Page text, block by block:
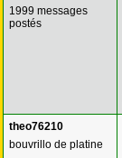
1999 messages
postés
theo76210
bouvrillo de platine